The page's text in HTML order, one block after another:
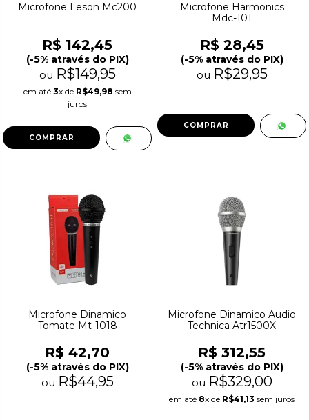
Microfone Leson Mc200
R$ 142,45
(-5% através do PIX)
ou R$149,95
em até 3x de R$49,98 sem
juros
Microfone Harmonics
Mdc-101
R$ 28,45
(-5% através do PIX)
ou R$29,95
Microfone Dinamico
Tomate Mt-1018
R$ 42,70
(-5% através do PIX)
ou R$44,95
Microfone Dinamico Audio
Technica Atr1500X
R$ 312,55
(-5% através do PIX)
ou R$329,00
em até 8x de R$41,13 sem juros